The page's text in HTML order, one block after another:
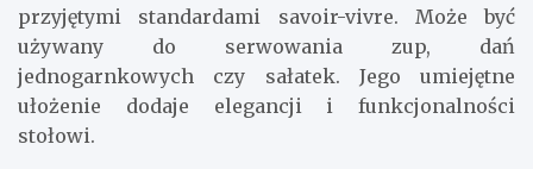
przyjętymi standardami savoir-vivre. Może być
używany do serwowania zup, dań
jednogarnkowych czy sałatek. Jego umiejętne
ułożenie dodaje elegancji i funkcjonalności
stołowi.